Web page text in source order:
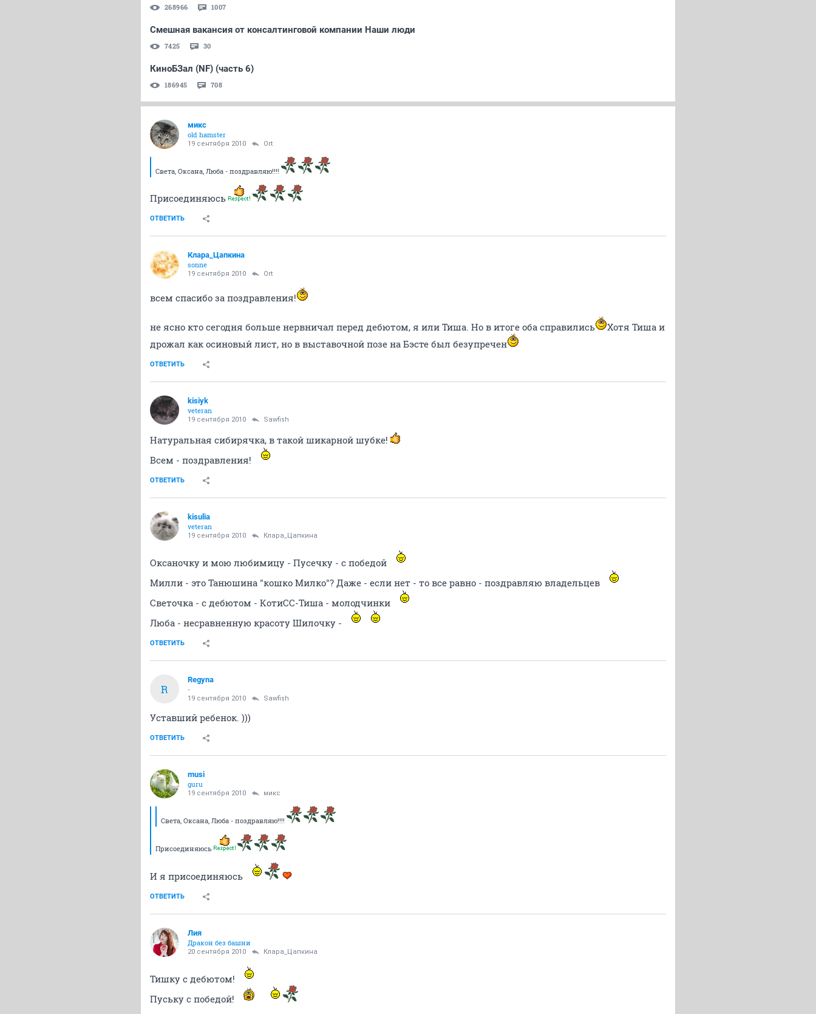
268966 1007
Смешная вакансия от консалтинговой компании Наши люди
7425 30
КиноБЗал (NF) (часть 6)
186945 708
микс
old hamster
19 сентября 2010 Ort
Света, Оксана, Люба - поздравляю!!!!
Присоединяюсь
ОТВЕТИТЬ
Клара_Цапкина
sonne
19 сентября 2010 Ort
всем спасибо за поздравления!
не ясно кто сегодня больше нервничал перед дебютом, я или Тиша. Но в итоге оба справились
Хотя Тиша и
дрожал как осиновый лист, но в выставочной позе на Бэсте был безупречен
ОТВЕТИТЬ
kisiyk
veteran
19 сентября 2010 Sawfish
Натуральная сибирячка, в такой шикарной шубке!
Всем - поздравления!
ОТВЕТИТЬ
kisulia
veteran
19 сентября 2010 Клара_Цапкина
Оксаночку и мою любимицу - Пусечку - с победой
Милли - это Танюшина "кошко Милко"? Даже - если нет - то все равно - поздравляю владельцев
Светочка - с дебютом - КотиСС-Тиша - молодчинки
Люба - несравненную красоту Шилочку -
ОТВЕТИТЬ
R
Regyna
-
19 сентября 2010 Sawfish
Уставший ребенок. )))
ОТВЕТИТЬ
musi
guru
19 сентября 2010 микс
Света, Оксана, Люба - поздравляю!!!!
Присоединяюсь
И я присоединяюсь
ОТВЕТИТЬ
Лия
Дракон без башни
20 сентября 2010 Клара_Цапкина
Тишку с дебютом!
Пуську с победой!